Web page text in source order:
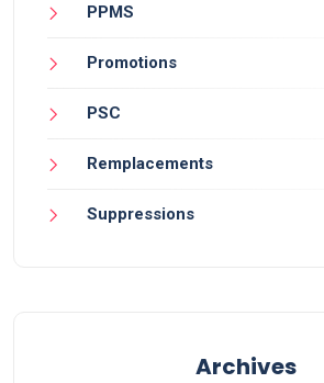
PPMS
Promotions
PSC
Remplacements
Suppressions
Archives